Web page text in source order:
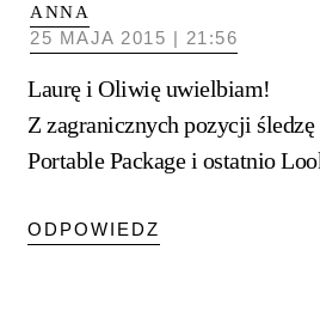
ANNA
25 MAJA 2015 | 21:56
Laurę i Oliwię uwielbiam!
Z zagranicznych pozycji
Portable Package i ostatnio
ODPOWIEDZ